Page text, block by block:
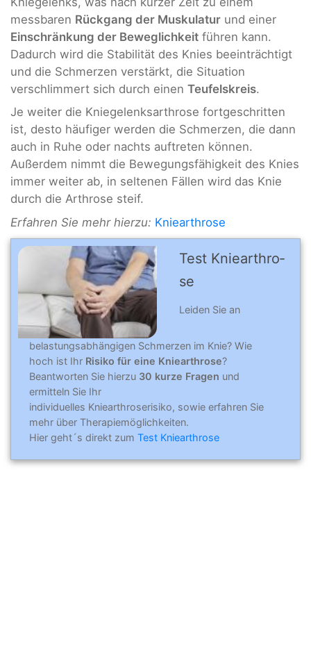
messbaren Rückgang der Muskulatur und einer
Einschränkung der Beweglichkeit führen kann.
Dadurch wird die Stabilität des Knies beeinträchtigt
und die Schmerzen verstärkt, die Situation
verschlimmert sich durch einen Teufelskreis.
Je weiter die Kniegelenksarthrose fortgeschritten
ist, desto häufiger werden die Schmerzen, die dann
auch in Ruhe oder nachts auftreten können.
Außerdem nimmt die Bewegungsfähigkeit des Knies
immer weiter ab, in seltenen Fällen wird das Knie
durch die Arthrose steif.
Erfahren Sie mehr hierzu: Kniearthrose
Test Knie­arthro­
se
Leiden Sie an
belastungsabhängigen Schmerzen im Knie? Wie
hoch ist Ihr Risiko für eine Kniearthrose?
Beantworten Sie hierzu 30 kurze Fragen und
ermitteln Sie Ihr
individuelles Kniearthroserisiko, sowie erfahren Sie
mehr über Therapiemöglichkeiten.
Hier geht´s direkt zum Test Kniearthrose